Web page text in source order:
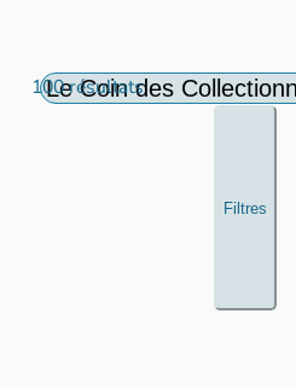
100 résultats
Filtres